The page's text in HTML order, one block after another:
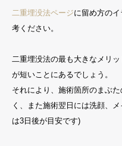
二重埋没法ページに留め方の
考ください。
二重埋没法の最も大きなメリ
が短いことにあるでしょう。
それにより、施術箇所のまぶ
く、また施術翌日には洗顔、
は3日後が目安です)